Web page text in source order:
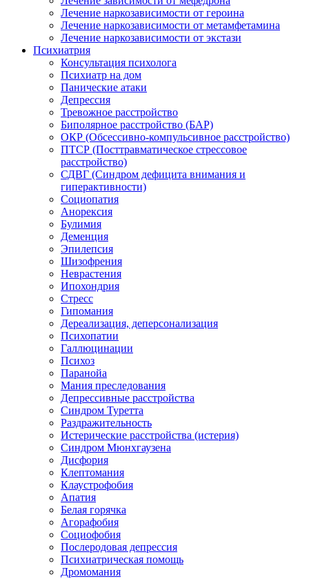
Лечение наркозависимости от героина
Лечение наркозависимости от метамфетамина
Лечение наркозависимости от экстази
Психиатрия
Консультация психолога
Психиатр на дом
Панические атаки
Депрессия
Тревожное расстройство
Биполярное расстройство (БАР)
ОКР (Обсессивно-компульсивное расстройство)
ПТСР (Посттравматическое стрессовое
расстройство)
СДВГ (Синдром дефицита внимания и
гиперактивности)
Социопатия
Анорексия
Булимия
Деменция
Эпилепсия
Шизофрения
Неврастения
Ипохондрия
Стресс
Гипомания
Дереализация, деперсонализация
Психопатии
Галлюцинации
Психоз
Паранойа
Мания преследования
Депрессивные расстройства
Синдром Туретта
Раздражительность
Истерические расстройства (истерия)
Синдром Мюнхгаузена
Дисфория
Клептомания
Клаустрофобия
Апатия
Белая горячка
Агорафобия
Социофобия
Послеродовая депрессия
Психиатрическая помощь
Дромомания